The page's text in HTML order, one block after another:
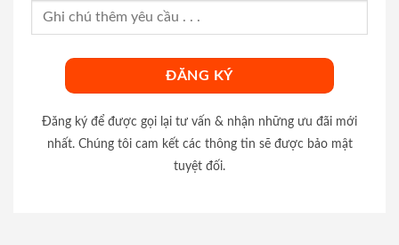
Đăng ký để được gọi lại tư vấn & nhận những ưu đãi mới
nhất. Chúng tôi cam kết các thông tin sẽ được bảo mật
tuyệt đối.